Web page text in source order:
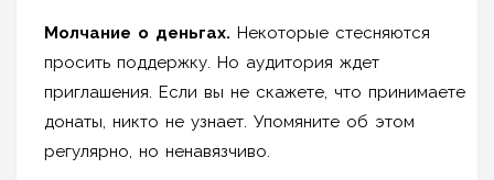
Молчание о деньгах. Некоторые стесняются
просить поддержку. Но аудитория ждет
приглашения. Если вы не скажете, что принимаете
донаты, никто не узнает. Упомяните об этом
регулярно, но ненавязчиво.